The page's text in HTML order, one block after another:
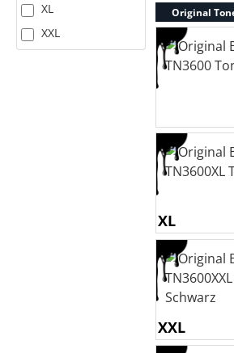
XL
XXL
Original
XL
XXL